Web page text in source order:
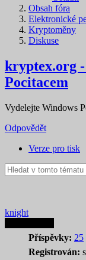
Obsah fóra
Elektronické
Kryptoměny
Diskuse
kryptex.org
Pocitacem
Vydelejte Windows
Odpovědět
Verze pro tisk
knight
Příspěvky: 25
Registrován: